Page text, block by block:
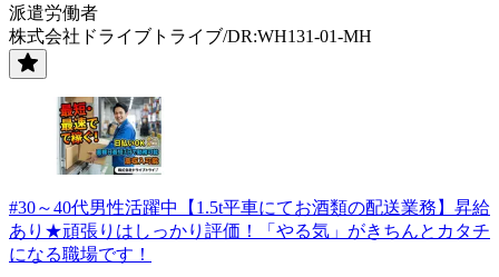
派遣労働者
株式会社ドライブトライブ/DR:WH131-01-MH
#30～40代男性活躍中【1.5t平車にてお酒類の配送業務】昇給
あり★頑張りはしっかり評価！「やる気」がきちんとカタチ
になる職場です！